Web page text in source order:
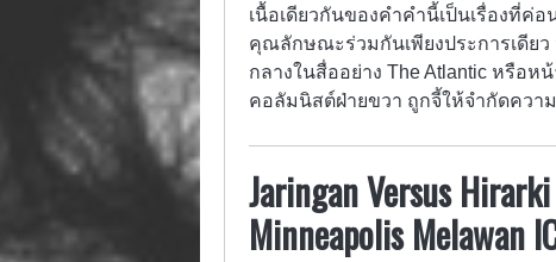
เนื้อเดียวกันของคำคำนี้เป็นเรื่องที่ค่
คุณลักษณะร่วมกันเพียงประการเดีย
กลางในสื่ออย่าง The Atlantic หรือห
คอลัมนิสต์ฝ่ายขวา ถูกจี้ให้จำกัดควา
Jaringan Versus
Minneapolis Melawan